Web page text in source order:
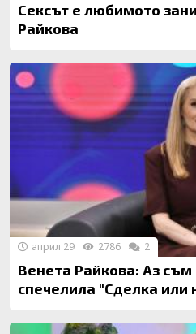
Сексът е любимото
Райкова
Венета Райкова: Аз
спечелила "Сделка или
април 29 2786 2